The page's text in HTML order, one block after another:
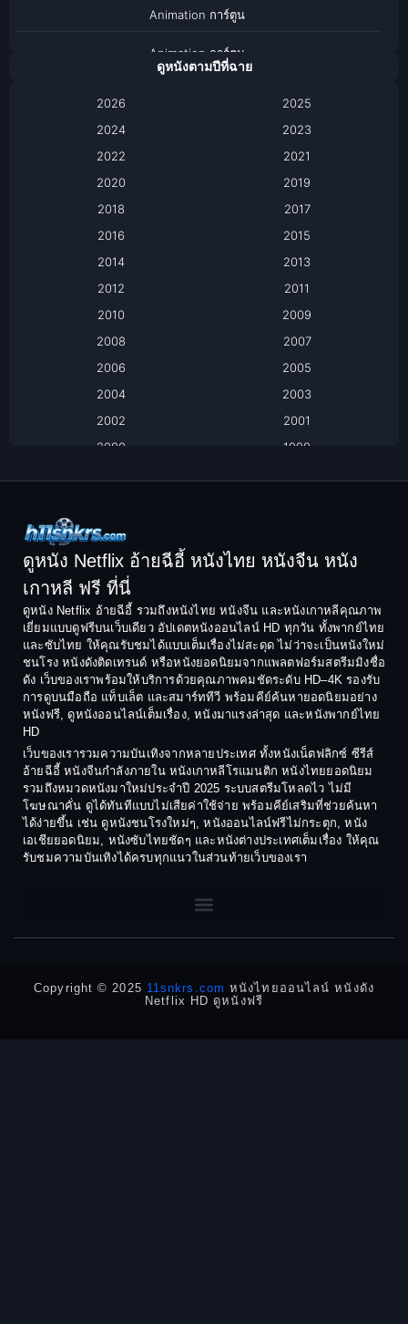
Animation การ์ตูน
Animation การ์ตูน
Based on a True Story เรื่องจริง
Based on a True Story เรื่องจริง
Comedy ตลก
Coming-of-age ชีวิตวัยรุ่น
Crime อาชญากรรม
Crime อาชญากรรม
Culture
Dance เต้น
Dark Comedy ตลกร้าย
DC
Detective
Detective สืบสวน
ดูหนังตามปีที่ฉาย
2026
2025
2024
2023
2022
2021
2020
2019
2018
2017
2016
2015
2014
2013
2012
2011
2010
2009
2008
2007
2006
2005
2004
2003
2002
2001
2000
1999
1994
1992
1991
1990
1988
1987
1986
1985
1984
1983
1982
1981
1980
1978
1974
1973
1972
1971
1970
1969
1968
1964
ดูหนัง Netflix อ้ายฉีอี้ หนังไทย หนังจีน หนัง
เกาหลี ฟรี ที่นี่
ดูหนัง Netflix อ้ายฉีอี้ รวมถึงหนังไทย หนังจีน และหนังเกาหลีคุณภาพ
เยี่ยมแบบดูฟรีบนเว็บเดียว อัปเดตหนังออนไลน์ HD ทุกวัน ทั้งพากย์ไทย
และซับไทย ให้คุณรับชมได้แบบเต็มเรื่องไม่สะดุด ไม่ว่าจะเป็นหนังใหม่
ชนโรง หนังดังติดเทรนด์ หรือหนังยอดนิยมจากแพลตฟอร์มสตรีมมิงชื่อ
ดัง เว็บของเราพร้อมให้บริการด้วยคุณภาพคมชัดระดับ HD–4K รองรับ
การดูบนมือถือ แท็บเล็ต และสมาร์ททีวี พร้อมคีย์ค้นหายอดนิยมอย่าง
หนังฟรี, ดูหนังออนไลน์เต็มเรื่อง, หนังมาแรงล่าสุด และหนังพากย์ไทย
HD
เว็บของเรารวมความบันเทิงจากหลายประเทศ ทั้งหนังเน็ตฟลิกซ์ ซีรีส์
อ้ายฉีอี้ หนังจีนกำลังภายใน หนังเกาหลีโรแมนติก หนังไทยยอดนิยม
รวมถึงหมวดหนังมาใหม่ประจำปี 2025 ระบบสตรีมโหลดไว ไม่มี
โฆษณาคั่น ดูได้ทันทีแบบไม่เสียค่าใช้จ่าย พร้อมคีย์เสริมที่ช่วยค้นหา
ได้ง่ายขึ้น เช่น ดูหนังชนโรงใหม่ๆ, หนังออนไลน์ฟรีไม่กระตุก, หนัง
เอเชียยอดนิยม, หนังซับไทยชัดๆ และหนังต่างประเทศเต็มเรื่อง ให้คุณ
รับชมความบันเทิงได้ครบทุกแนวในส่วนท้ายเว็บของเรา
Copyright © 2025 11snkrs.com หนังไทยออนไลน์ หนังดัง
Netflix HD ดูหนังฟรี